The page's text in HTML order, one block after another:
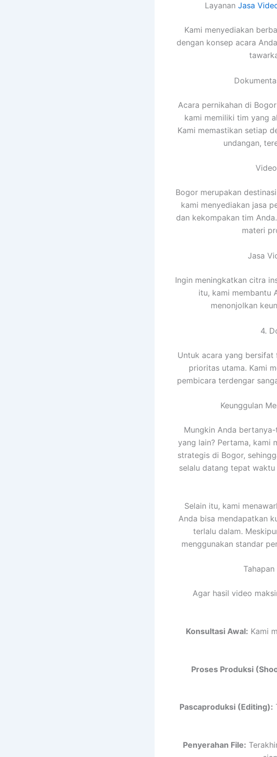
Layanan Jasa
Kami menyediakan
dengan konsep acara
Acara pernikahan di
kami memiliki tim yang
Kami memastikan setiap
undangan,
Bogor merupakan
kami menyediakan jasa
dan kekompakan tim
materi
Jasa
Ingin meningkatkan citra
itu, kami membantu
menonjolkan
4.
Untuk acara yang bersifat
prioritas utama. Kami
pembicara terdengar
Keunggulan
Mungkin Anda
yang lain? Pertama, kami
strategis di Bogor,
selalu datang tepat
Selain itu, kami
Anda bisa mendapatkan
terlalu dalam.
menggunakan standar
Agar hasil video
Konsultasi Awal: Kami
Proses Produksi
Pascaproduksi (Editing):
Penyerahan File: